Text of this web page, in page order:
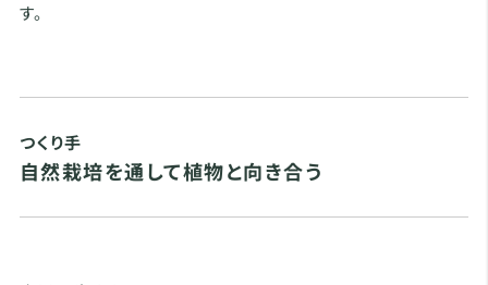
す。
つくり手
自然栽培を通して植物と向き合う